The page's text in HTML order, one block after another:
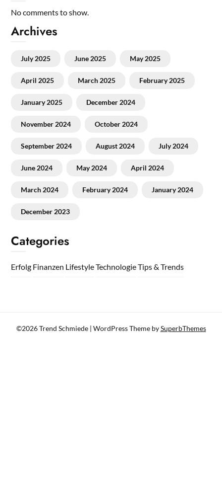
No comments to show.
Archives
July 2025 June 2025 May 2025
April 2025 March 2025 February 2025
January 2025 December 2024
November 2024 October 2024
September 2024 August 2024 July 2024
June 2024 May 2024 April 2024
March 2024 February 2024 January 2024
December 2023
Categories
Erfolg Finanzen LifestyleTechnologieTips & Trends
©2026 Trend Schmiede | WordPress Theme bySuperbThemes